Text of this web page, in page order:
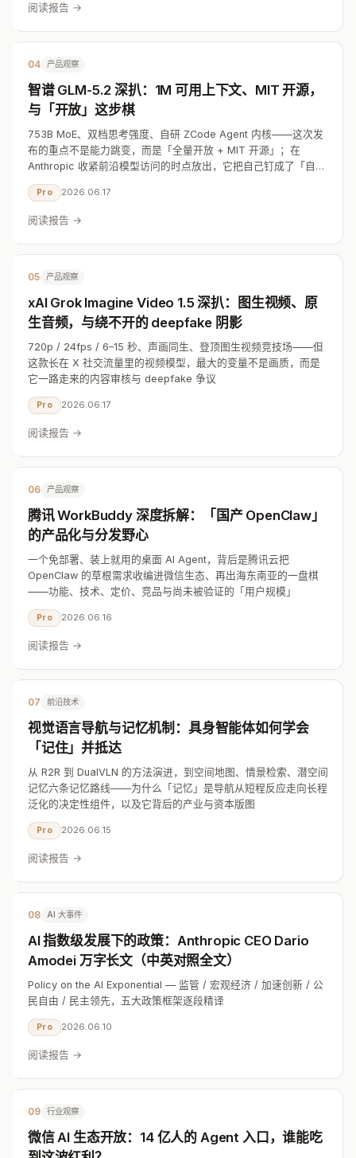
阅读报告 →
04 产品观察
智谱 GLM-5.2 深扒：1M 可用上下文、MIT 开源，
与「开放」这步棋
753B MoE、双档思考强度、自研 ZCode Agent 内核——这次发
布的重点不是能力跳变，而是「全量开放 + MIT 开源」；在
Anthropic 收紧前沿模型访问的时点放出，它把自己钉成了「自主
可控」的那张牌
Pro 2026.06.17
阅读报告 →
05 产品观察
xAI Grok Imagine Video 1.5 深扒：图生视频、原
生音频，与绕不开的 deepfake 阴影
720p / 24fps / 6–15 秒、声画同生、登顶图生视频竞技场——但
这款长在 X 社交流量里的视频模型，最大的变量不是画质，而是
它一路走来的内容审核与 deepfake 争议
Pro 2026.06.17
阅读报告 →
06 产品观察
腾讯 WorkBuddy 深度拆解：「国产 OpenClaw」
的产品化与分发野心
一个免部署、装上就用的桌面 AI Agent，背后是腾讯云把
OpenClaw 的草根需求收编进微信生态、再出海东南亚的一盘棋
——功能、技术、定价、竞品与尚未被验证的「用户规模」
Pro 2026.06.16
阅读报告 →
07 前沿技术
视觉语言导航与记忆机制：具身智能体如何学会
「记住」并抵达
从 R2R 到 DualVLN 的方法演进，到空间地图、情景检索、潜空间
记忆六条记忆路线——为什么「记忆」是导航从短程反应走向长程
泛化的决定性组件，以及它背后的产业与资本版图
Pro 2026.06.15
阅读报告 →
08 AI 大事件
AI 指数级发展下的政策：Anthropic CEO Dario
Amodei 万字长文（中英对照全文）
Policy on the AI Exponential — 监管 / 宏观经济 / 加速创新 / 公
民自由 / 民主领先，五大政策框架逐段精译
Pro 2026.06.10
阅读报告 →
09 行业观察
微信 AI 生态开放：14 亿人的 Agent 入口，谁能吃